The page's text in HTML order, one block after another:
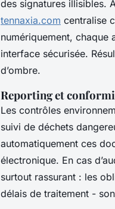
des signatures illisibles.
tennaxia.com centralise
numériquement, chaque
interface sécurisée.
d’ombre.
Reporting et
Les contrôles
suivi de déchets
automatiquement ces
électronique. En cas
surtout rassurant : les
délais de traitement -